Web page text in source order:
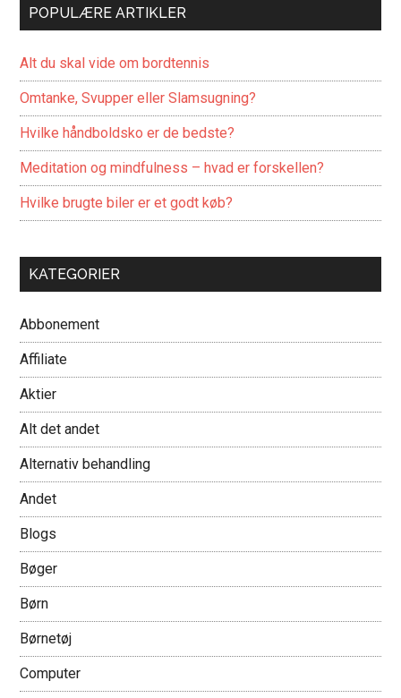
POPULÆRE ARTIKLER
Alt du skal vide om bordtennis
Omtanke, Svupper eller Slamsugning?
Hvilke håndboldsko er de bedste?
Meditation og mindfulness – hvad er forskellen?
Hvilke brugte biler er et godt køb?
KATEGORIER
Abbonement
Affiliate
Aktier
Alt det andet
Alternativ behandling
Andet
Blogs
Bøger
Børn
Børnetøj
Computer